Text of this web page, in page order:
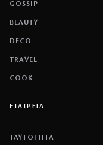
GOSSIP
BEAUTY
DECO
TRAVEL
COOK
ΕΤΑΙΡΕΙΑ
ΤΑΥΤΟΤΗΤΑ